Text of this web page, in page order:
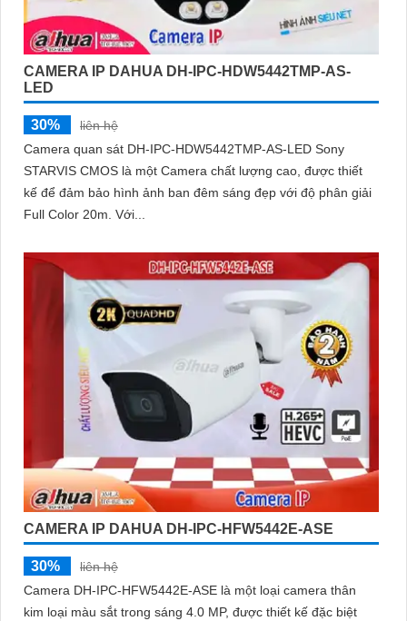
CAMERA IP DAHUA DH-IPC-HDW5442TMP-AS-
LED
30%
liên hệ
Camera quan sát DH-IPC-HDW5442TMP-AS-LED Sony
STARVIS CMOS là một Camera chất lượng cao, được thiết
kế để đảm bảo hình ảnh ban đêm sáng đẹp với độ phân giải
Full Color 20m. Với...
CAMERA IP DAHUA DH-IPC-HFW5442E-ASE
30%
liên hệ
Camera DH-IPC-HFW5442E-ASE là một loại camera thân
kim loại màu sắt trong sáng 4.0 MP, được thiết kế đặc biệt